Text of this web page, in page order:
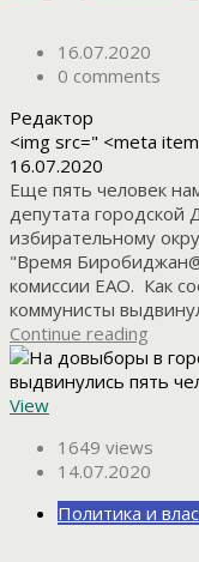
16.07.2020
0 comments
Редактор
<img src=" <meta
16.07.2020
Еще пять человек
депутата
избирательному
"Время
комиссии ЕАО. Как
коммунисты
Continue reading
View
1649 views
14.07.2020
Политика и